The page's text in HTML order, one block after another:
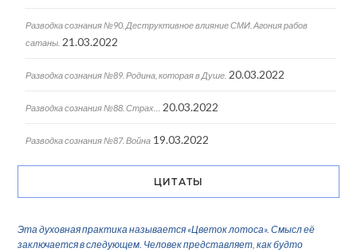
Разводка сознания №90. Деструктивное влияние СМИ. Агония рабов
сатаны. 21.03.2022
Разводка сознания №89. Родина, которая в Душе. 20.03.2022
Разводка сознания №88. Страх… 20.03.2022
Разводка сознания №87. Война 19.03.2022
ЦИТАТЫ
Эта духовная практика называется «Цветок лотоса». Смысл её
заключается в следующем. Человек представляет, как будто